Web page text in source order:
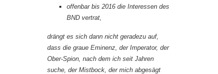
offenbar bis 2016 die Interessen des
BND vertrat,
drängt es sich dann nicht geradezu auf,
dass die graue Eminenz, der Imperator, der
Ober-Spion, nach dem ich seit Jahren
suche, der Mistbock, der mich abgesägt